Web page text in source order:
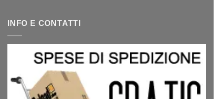
INFO E CONTATTI